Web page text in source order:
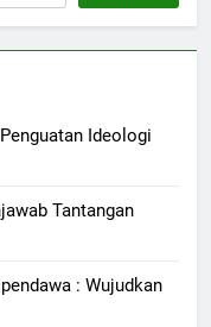
Ideologi
Tantangan
: Wujudkan